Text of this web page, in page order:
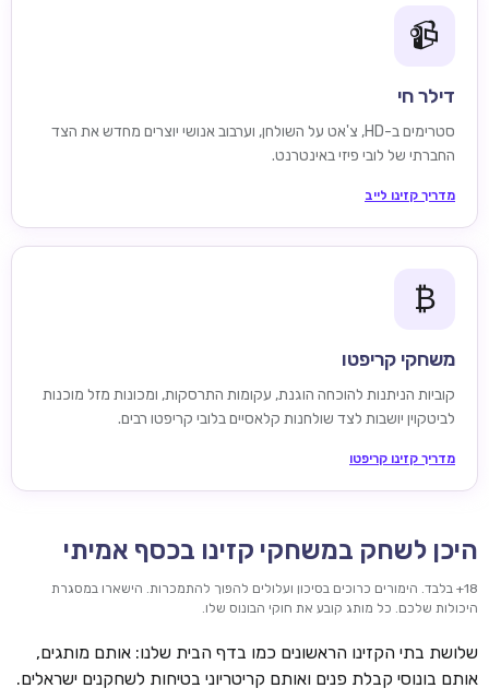
📹
דילר חי
סטרימים ב-HD, צ'אט על השולחן, וערבוב אנושי יוצרים מחדש את הצד
החברתי של לובי פיזי באינטרנט.
מדריך קזינו לייב
₿
משחקי קריפטו
קוביות הניתנות להוכחה הוגנת, עקומות התרסקות, ומכונות מזל מוכנות
לביטקוין יושבות לצד שולחנות קלאסיים בלובי קריפטו רבים.
מדריך קזינו קריפטו
היכן לשחק במשחקי קזינו בכסף אמיתי
18+ בלבד. הימורים כרוכים בסיכון ועלולים להפוך להתמכרות. הישארו במסגרת
היכולות שלכם. כל מותג קובע את חוקי הבונוס שלו.
שלושת בתי הקזינו הראשונים כמו בדף הבית שלנו: אותם מותגים,
אותם בונוסי קבלת פנים ואותם קריטריוני בטיחות לשחקנים ישראלים.